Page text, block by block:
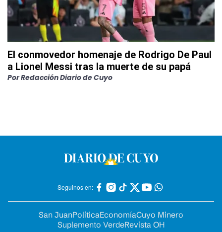
El conmovedor homenaje de Rodrigo De Paul
a Lionel Messi tras la muerte de su papá
PorRedacción Diario de Cuyo
Seguinos en:
San JuanPolíticaEconomíaCuyo Minero
Suplemento VerdeRevista OH